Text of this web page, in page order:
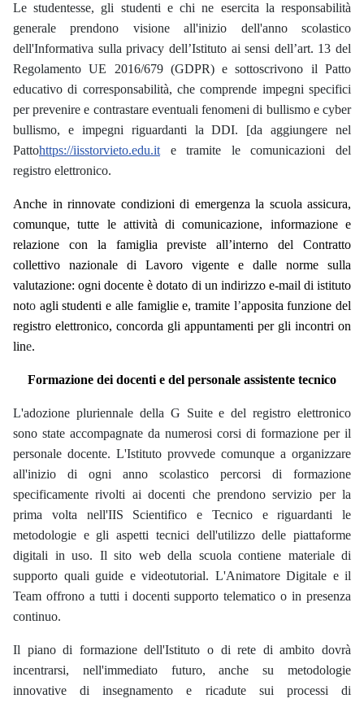
Le studentesse, gli studenti e chi ne esercita la responsabilità
generale prendono visione all'inizio dell'anno scolastico
dell'Informativa sulla privacy dell’Istituto ai sensi dell’art. 13 del
Regolamento UE 2016/679 (GDPR) e sottoscrivono il Patto
educativo di corresponsabilità, che comprende impegni specifici
per prevenire e contrastare eventuali fenomeni di bullismo e cyber
bullismo, e impegni riguardanti la DDI. [da aggiungere nel
Pattohttps://iisstorvieto.edu.it e tramite le comunicazioni del
registro elettronico.
Anche in rinnovate condizioni di emergenza la scuola assicura,
comunque, tutte le attività di comunicazione, informazione e
relazione con la famiglia previste all’interno del Contratto
collettivo nazionale di Lavoro vigente e dalle norme sulla
valutazione: ogni docente è dotato di un indirizzo e-mail di istituto
noto agli studenti e alle famiglie e, tramite l’apposita funzione del
registro elettronico, concorda gli appuntamenti per gli incontri on
line.
Formazione dei docenti e del personale assistente tecnico
L'adozione pluriennale della G Suite e del registro elettronico
sono state accompagnate da numerosi corsi di formazione per il
personale docente. L'Istituto provvede comunque a organizzare
all'inizio di ogni anno scolastico percorsi di formazione
specificamente rivolti ai docenti che prendono servizio per la
prima volta nell'IIS Scientifico e Tecnico e riguardanti le
metodologie e gli aspetti tecnici dell'utilizzo delle piattaforme
digitali in uso. Il sito web della scuola contiene materiale di
supporto quali guide e videotutorial. L'Animatore Digitale e il
Team offrono a tutti i docenti supporto telematico o in presenza
continuo.
Il piano di formazione dell'Istituto o di rete di ambito dovrà
incentrarsi, nell'immediato futuro, anche su metodologie
innovative di insegnamento e ricadute sui processi di